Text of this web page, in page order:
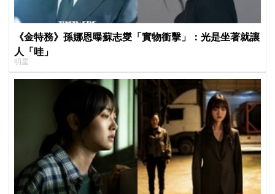
《金特務》孫娜恩曝蘇志燮「實物衝擊」：光是坐著就讓
人「哇」
明星